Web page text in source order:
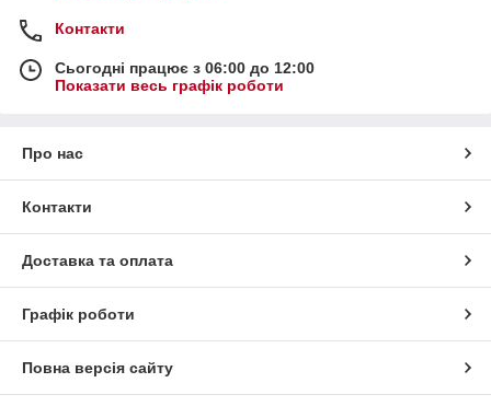
Контакти
Сьогодні працює з 06:00 до 12:00
Показати весь графік роботи
Про нас
Контакти
Доставка та оплата
Графік роботи
Повна версія сайту